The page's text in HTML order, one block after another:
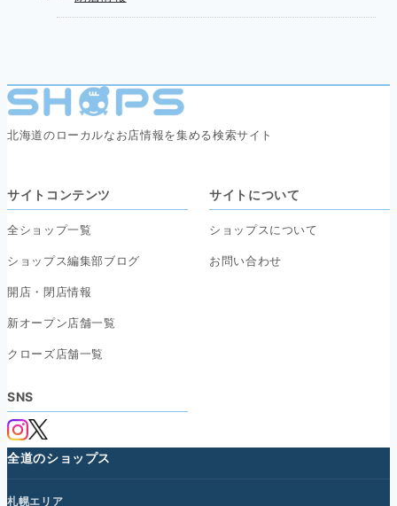
北海道のローカルなお店情報を集める検索サイト
サイトコンテンツ
全ショップ一覧
ショップス編集部ブログ
開店・閉店情報
新オープン店舗一覧
クローズ店舗一覧
サイトについて
ショップスについて
お問い合わせ
SNS
全道のショップス
札幌エリア